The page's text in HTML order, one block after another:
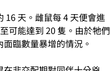
天。雌鼠每 4 天便會進
可能達到 20 隻。由於牠們
臨數量暴增的情況。